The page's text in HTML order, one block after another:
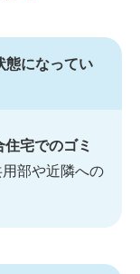
態になってい
住宅でのゴミ
部や近隣への